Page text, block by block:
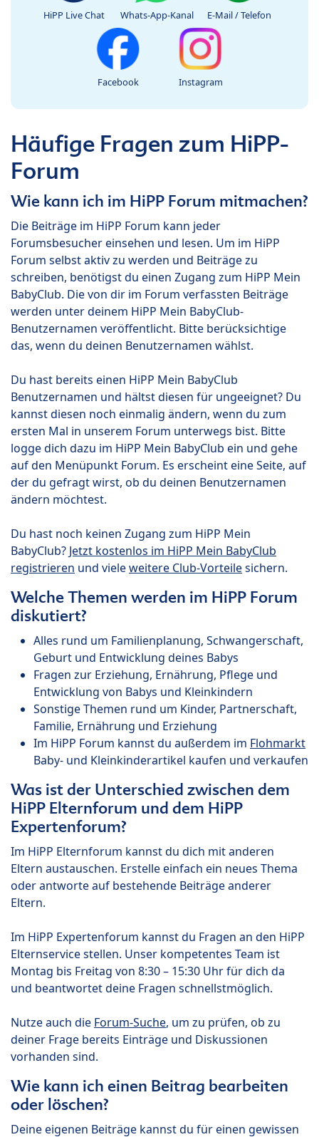
HiPP Live Chat Whats-App-Kanal E-Mail / Telefon
Facebook Instagram
Häufige Fragen zum HiPP-
Forum
Wie kann ich im HiPP Forum mitmachen?
Die Beiträge im HiPP Forum kann jeder
Forumsbesucher einsehen und lesen. Um im HiPP
Forum selbst aktiv zu werden und Beiträge zu
schreiben, benötigst du einen Zugang zum HiPP Mein
BabyClub. Die von dir im Forum verfassten Beiträge
werden unter deinem HiPP Mein BabyClub-
Benutzernamen veröffentlicht. Bitte berücksichtige
das, wenn du deinen Benutzernamen wählst.
Du hast bereits einen HiPP Mein BabyClub
Benutzernamen und hältst diesen für ungeeignet? Du
kannst diesen noch einmalig ändern, wenn du zum
ersten Mal in unserem Forum unterwegs bist. Bitte
logge dich dazu im HiPP Mein BabyClub ein und gehe
auf den Menüpunkt Forum. Es erscheint eine Seite, auf
der du gefragt wirst, ob du deinen Benutzernamen
ändern möchtest.
Du hast noch keinen Zugang zum HiPP Mein
BabyClub? Jetzt kostenlos im HiPP Mein BabyClub
registrieren und vieleweitere Club-Vorteilesichern.
Welche Themen werden im HiPP Forum
diskutiert?
Alles rund um Familienplanung, Schwangerschaft,
Geburt und Entwicklung deines Babys
Fragen zur Erziehung, Ernährung, Pflege und
Entwicklung von Babys und Kleinkindern
Sonstige Themen rund um Kinder, Partnerschaft,
Familie, Ernährung und Erziehung
Im HiPP Forum kannst du außerdem im Flohmarkt
Baby- und Kleinkinderartikel kaufen und verkaufen
Was ist der Unterschied zwischen dem
HiPP Elternforum und dem HiPP
Expertenforum?
Im HiPP Elternforum kannst du dich mit anderen
Eltern austauschen. Erstelle einfach ein neues Thema
oder antworte auf bestehende Beiträge anderer
Eltern.
Im HiPP Expertenforum kannst du Fragen an den HiPP
Elternservice stellen. Unser kompetentes Team ist
Montag bis Freitag von 8:30 – 15:30 Uhr für dich da
und beantwortet deine Fragen schnellstmöglich.
Nutze auch die Forum-Suche, um zu prüfen, ob zu
deiner Frage bereits Einträge und Diskussionen
vorhanden sind.
Wie kann ich einen Beitrag bearbeiten
oder löschen?
Deine eigenen Beiträge kannst du für einen gewissen